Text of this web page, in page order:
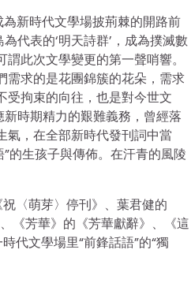
新時代文學場披荊棘的開路前
代表的‘明天詩群’，成為撲滅數
此次文學變更的第一聲哨響。
需求的是花團錦簇的花朵，需求
受拘束的向往，也是對今世文
時期精力的艱難義務，曾經落
氣，在全部新時代發刊詞中當
的生孩子與傳佈。在汗青的風陵
〈萌芽〉停刊》、葉君健的
《芳華》的《芳華獻辭》、《這
代文學場里“前鋒話語”的“獨